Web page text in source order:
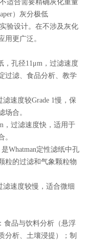
适合需要精确灰化重量
）灰分极低
验设计。在不涉及灰化
用更广泛。
孔径11μm，过滤速度
过滤、食品分析、教学
速度较Grade 1慢，保
场合。
过滤速度快，适用于
。
Whatman定性滤纸中孔
粒的过滤和气象颗粒物
速度较慢，适合微细
品与饮料分析（悬浮
分析、土壤浸提）；制